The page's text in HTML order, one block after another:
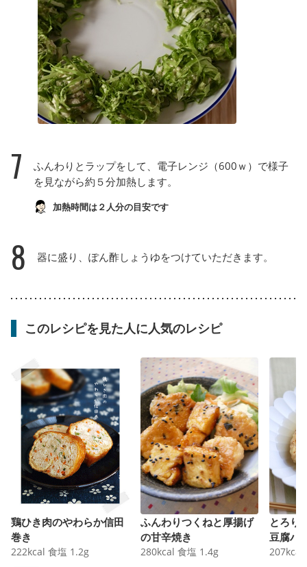
7
ふんわりとラップをして、電子レンジ（600ｗ）で様子
を見ながら約５分加熱します。
加熱時間は２人分の目安です
8 器に盛り、ぽん酢しょうゆをつけていただきます。
このレシピを見た人に人気のレシピ
鶏ひき肉のやわらか信田
巻き
222kcal 食塩 1.2g
ふんわりつくねと厚揚げ
の甘辛焼き
280kcal 食塩 1.4g
とろり
豆腐ハ
207kcal